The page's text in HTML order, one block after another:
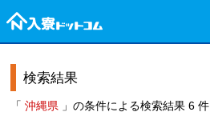
検索結果
「 沖縄県 」の条件による検索結果 6 件